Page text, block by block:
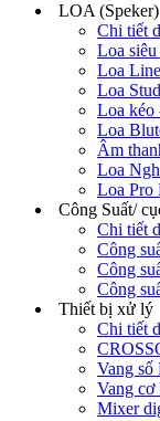
LOA (Speker)
Chi tiết
Loa
Loa
Loa
Loa kéo
Loa
Âm
Loa
Loa Pro
Công Suất/
Chi tiết
Công
Công
Công
Thiết bị xử lý
Chi tiết
Vang số
Vang cơ
Mixer